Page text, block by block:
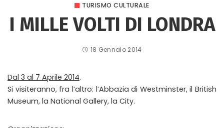
TURISMO CULTURALE
I MILLE VOLTI DI LONDRA
18 Gennaio 2014
Dal 3 al 7 Aprile 2014.
Si visiteranno, fra l’altro: l’Abbazia di Westminster, il British
Museum, la National Gallery, la City.